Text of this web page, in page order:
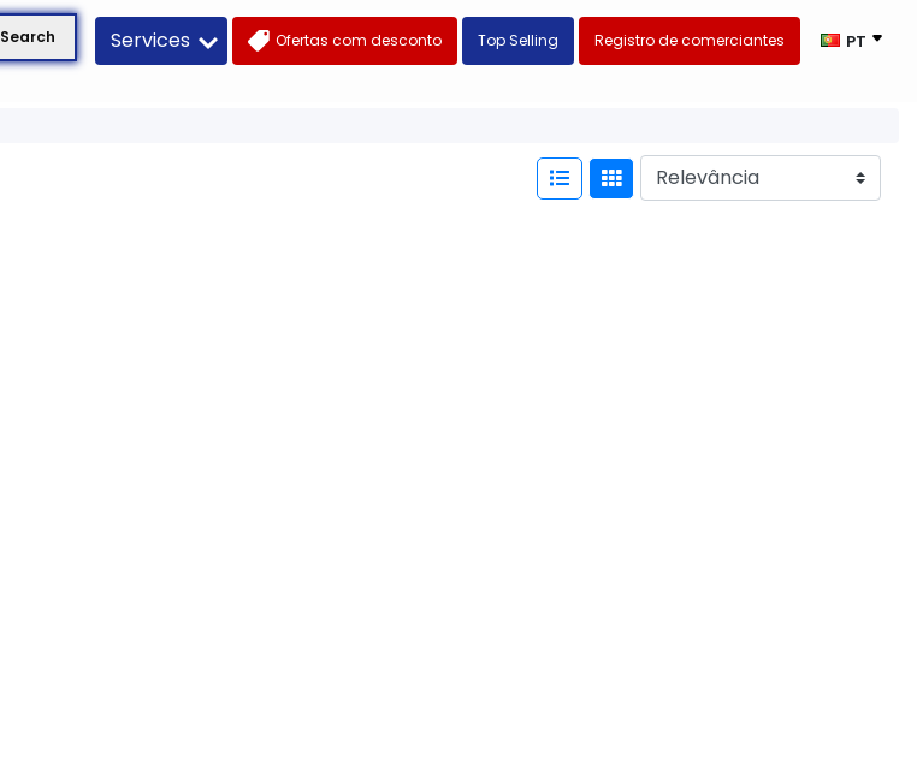
Search Services Ofertas com desconto Top Selling Registro de comerciantes PT